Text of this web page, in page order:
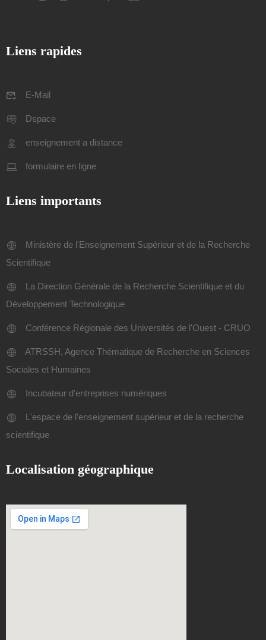
Liens rapides
E-Mail
Dspace
enseignement a distance
formulaire en ligne
Liens importants
Ministère de l'Enseignement Supérieur et de la Recherche
Scientifique
La Direction Générale de la Recherche Scientifique et du
Développement Technologique
Conférence Régionale des Universités de l'Ouest - CRUO
ATRSSH, Agence Thématique de Recherche en Sciences
Sociales et Humaines
Incubateur d'entreprises numériques
L'espace de l'enseignement supérieur et de la recherche
scientifique
Localisation géographique